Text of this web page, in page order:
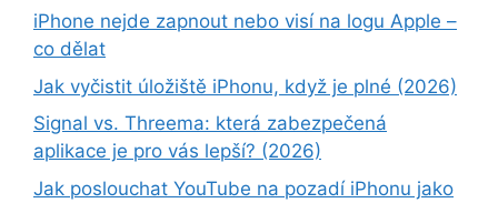
iPhone nejde zapnout nebo visí na logu Apple –
co dělat
Jak vyčistit úložiště iPhonu, když je plné (2026)
Signal vs. Threema: která zabezpečená
aplikace je pro vás lepší? (2026)
Jak poslouchat YouTube na pozadí iPhonu jako